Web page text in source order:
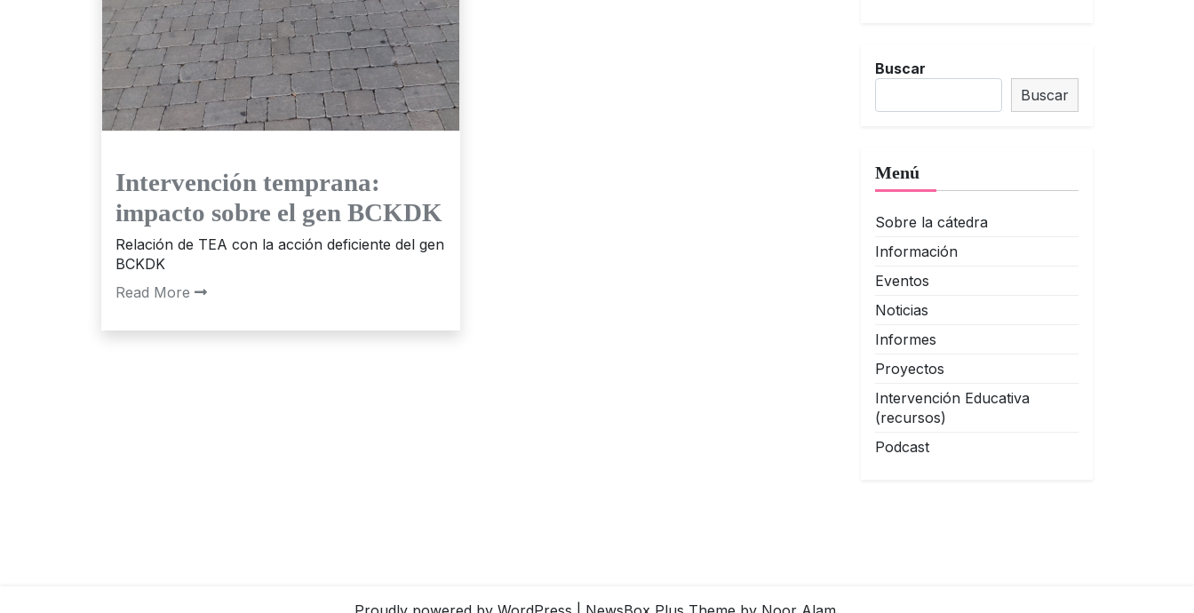
Intervención temprana:
impacto sobre el gen BCKDK
Relación de TEA con la acción deficiente del gen
BCKDK
Read More
Buscar
Buscar
Menú
Sobre la cátedra
Información
Eventos
Noticias
Informes
Proyectos
Intervención Educativa
(recursos)
Podcast